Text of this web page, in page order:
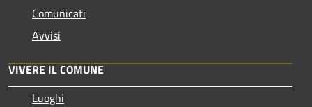
Comunicati
Avvisi
VIVERE IL COMUNE
Luoghi